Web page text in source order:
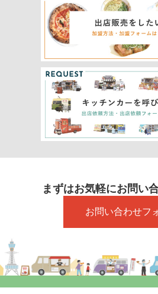
まずはお気軽にお問い
お問い合わせフ